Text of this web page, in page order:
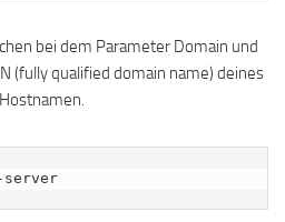
bei dem Parameter Domain und
(fully qualified domain name) deines
server